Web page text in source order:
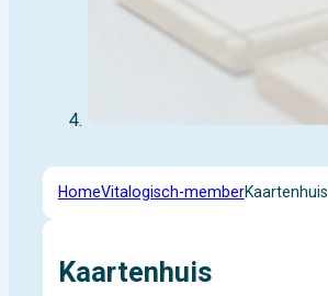
HomeVitalogisch-memberKaartenhuis
Kaartenhuis